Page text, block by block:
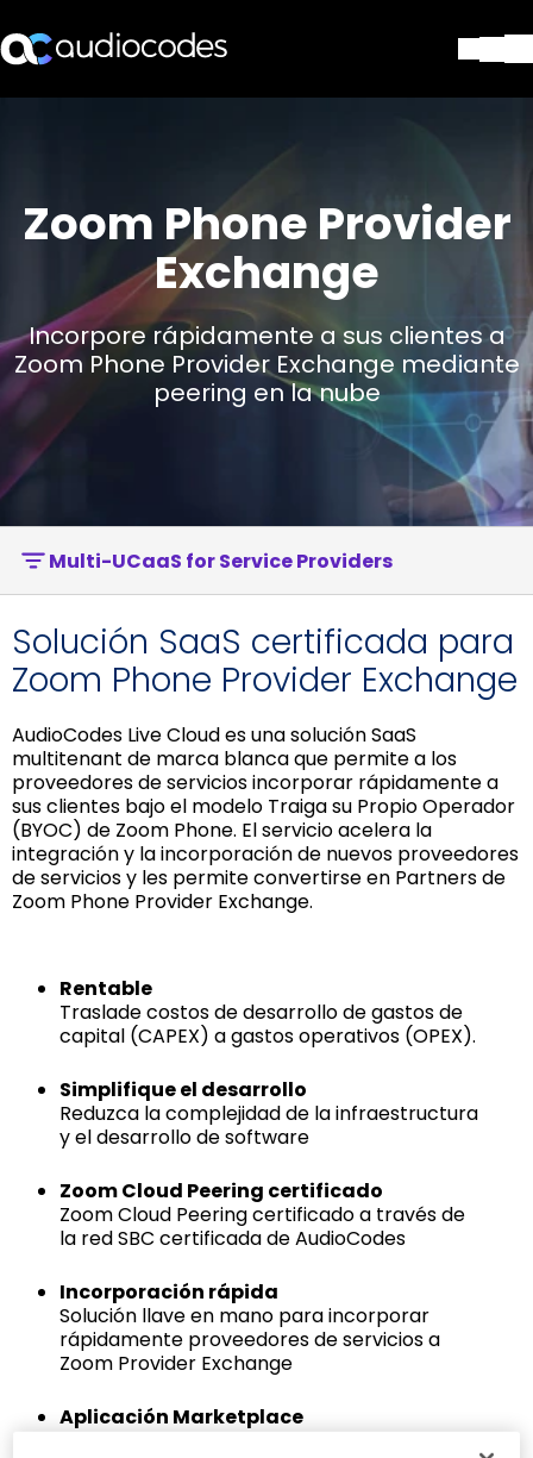
Servicios y Soporte Técnico
Empresa
Biblioteca
Contáctenos
Stay in the loop
SUSCRÍBASE A NUESTRO BOLETÍN
Zoom Phone Provider
Exchange
Incorpore rápidamente a sus clientes a
Zoom Phone Provider Exchange mediante
peering en la nube
Multi-UCaaS for Service Providers
Solución SaaS certificada para
Zoom Phone Provider Exchange
AudioCodes Live Cloud es una solución SaaS
multitenant de marca blanca que permite a los
proveedores de servicios incorporar rápidamente a
sus clientes bajo el modelo Traiga su Propio Operador
(BYOC) de Zoom Phone. El servicio acelera la
integración y la incorporación de nuevos proveedores
de servicios y les permite convertirse en Partners de
Zoom Phone Provider Exchange.
Rentable
Traslade costos de desarrollo de gastos de
capital (CAPEX) a gastos operativos (OPEX).
Simplifique el desarrollo
Reduzca la complejidad de la infraestructura
y el desarrollo de software
Zoom Cloud Peering certificado
Zoom Cloud Peering certificado a través de
la red SBC certificada de AudioCodes
Incorporación rápida
Solución llave en mano para incorporar
rápidamente proveedores de servicios a
Zoom Provider Exchange
Aplicación Marketplace